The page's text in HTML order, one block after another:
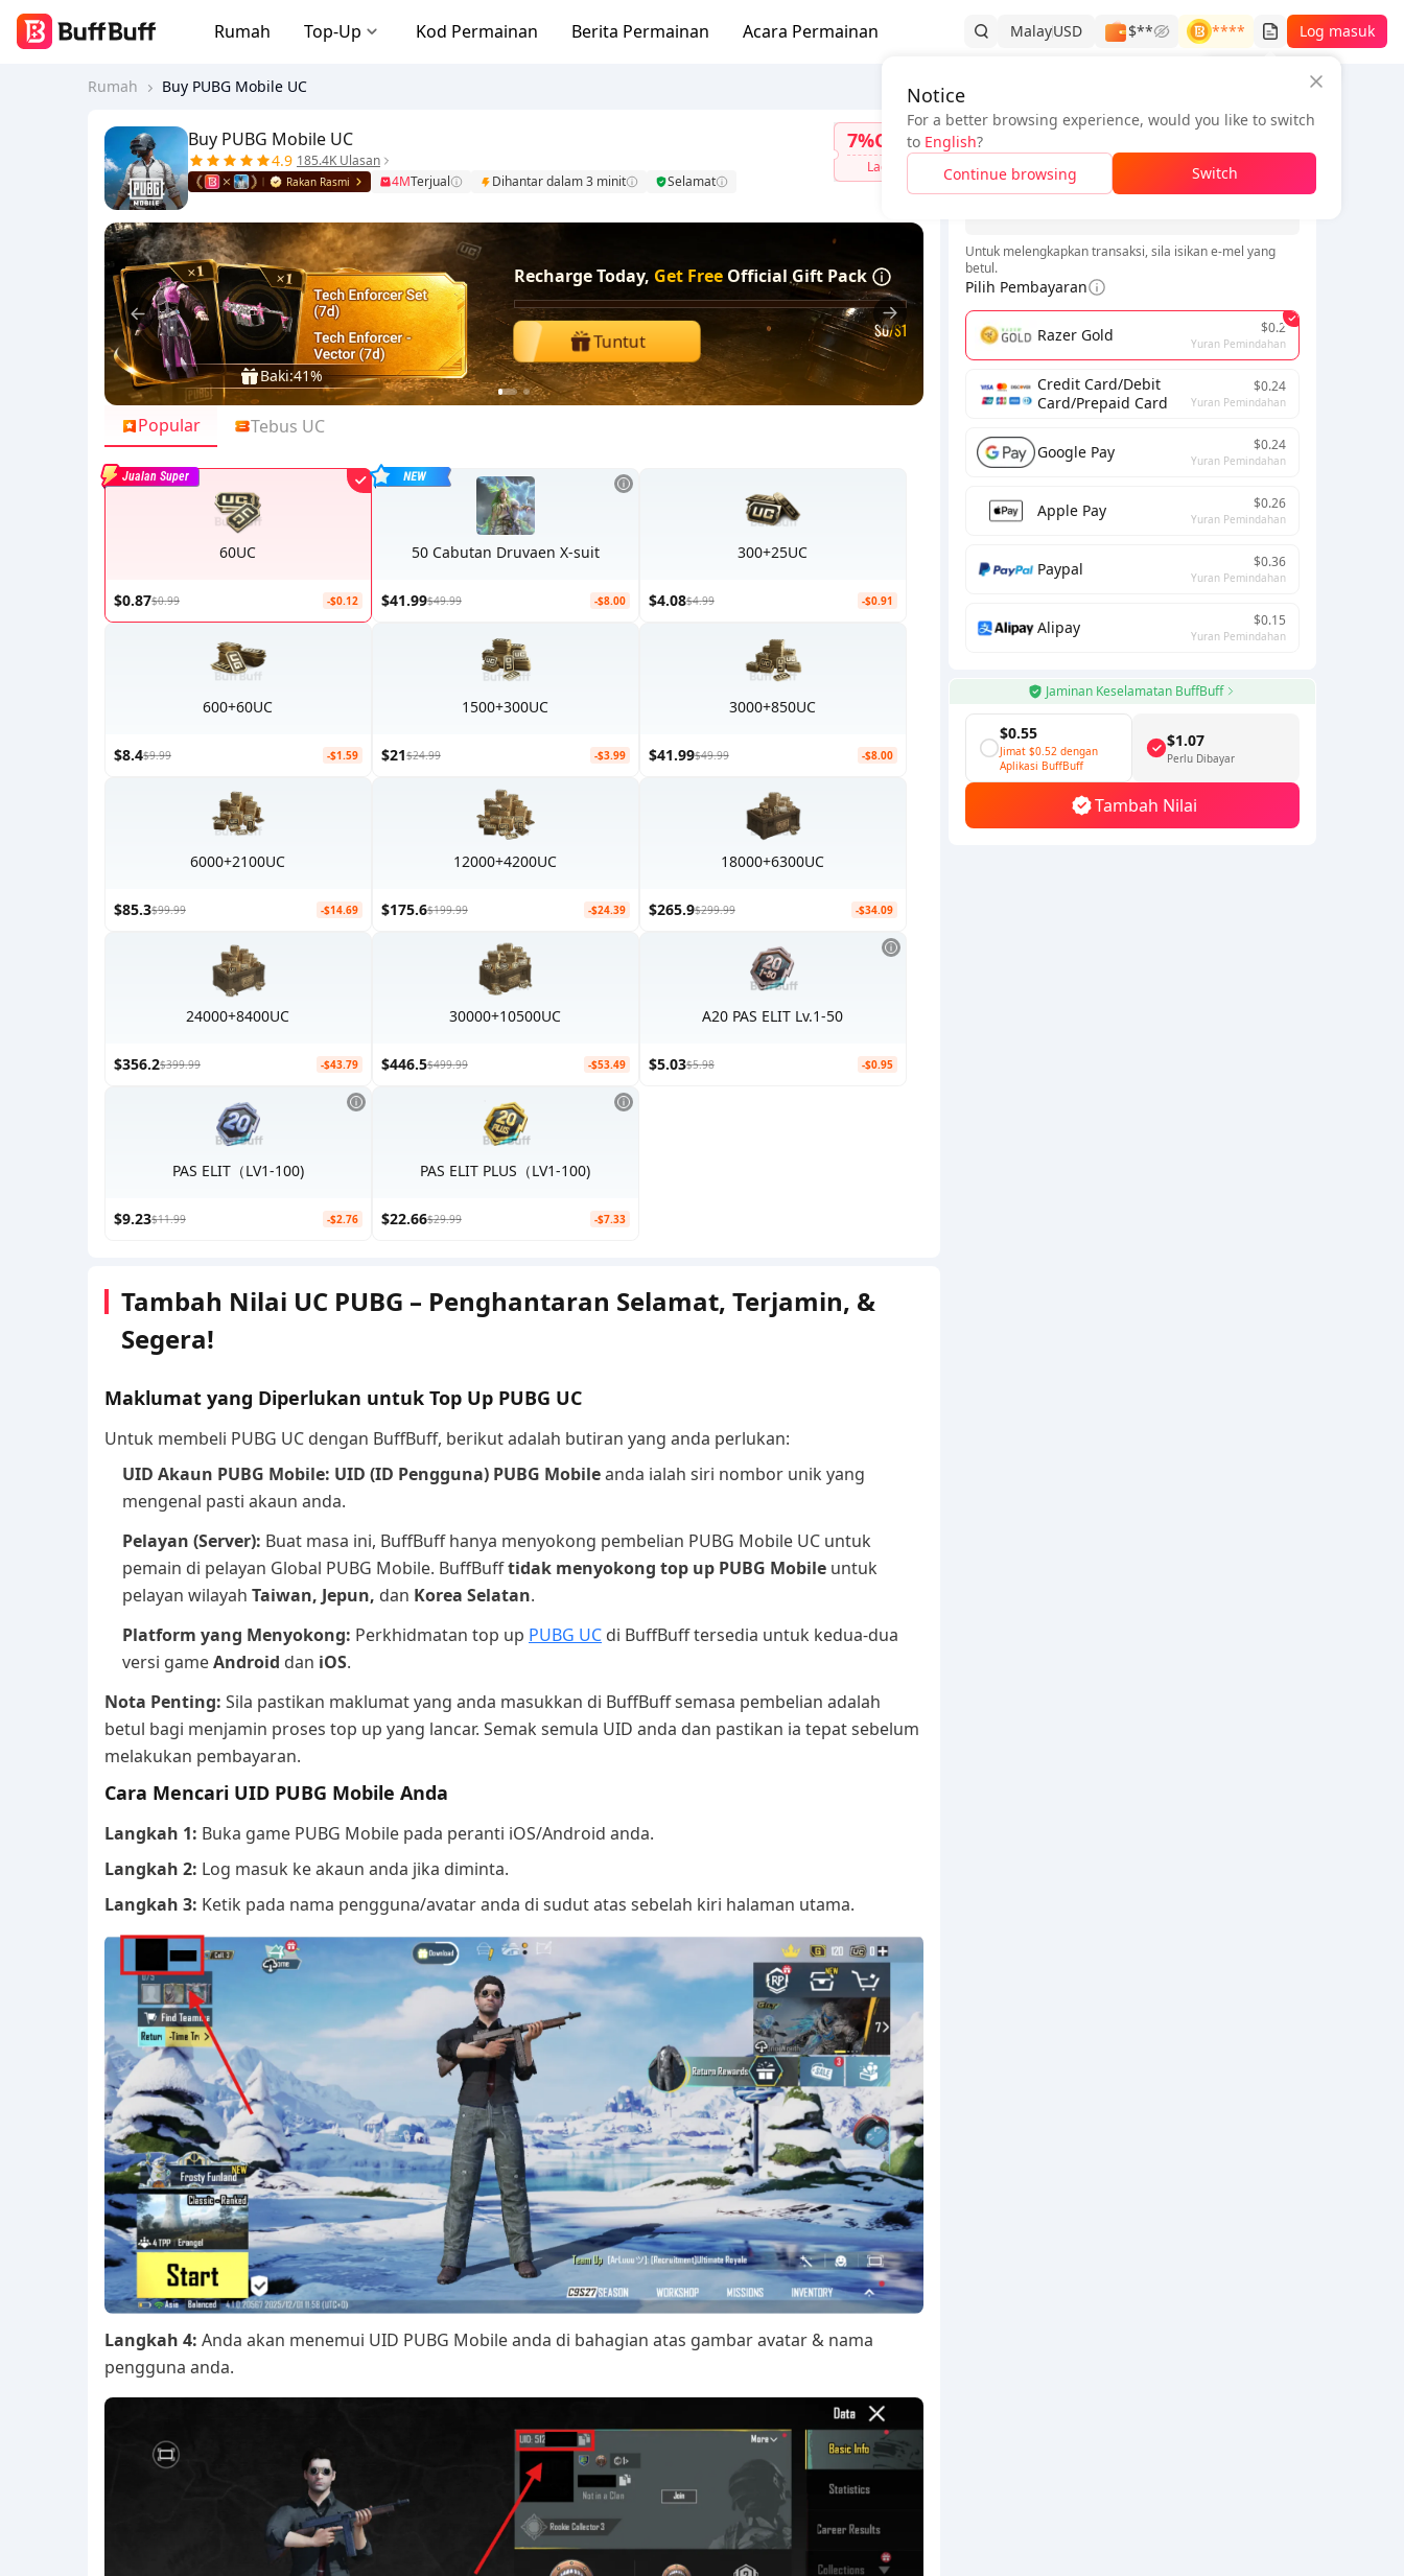
Rumah Top-Up Kod Permainan Berita Permainan Acara Permainan MalayUSD $**
****
Log masuk
Rumah Buy PUBG Mobile UC
Maklumat Pesanan
*
Untuk melengkapkan transaksi, sila isikan e-mel yang
betul.
Pilih Pembayaran
Razer Gold $0.2
Yuran Pemindahan
Credit Card/Debit
Card/Prepaid Card
$0.24
Yuran Pemindahan
Google Pay $0.24
Yuran Pemindahan
Apple Pay $0.26
Yuran Pemindahan
Paypal $0.36
Yuran Pemindahan
Alipay $0.15
Yuran Pemindahan
Jaminan Keselamatan BuffBuff
$0.55
Jimat $0.52 dengan
Aplikasi BuffBuff
$1.07
Perlu Dibayar
Tambah Nilai
Buy PUBG Mobile UC
4.9 185.4K Ulasan
Rakan Rasmi 4MTerjual Dihantar dalam 3 minit Selamat
7%OFF
Lagi
Baki:41%
Recharge Today, Get Free Official Gift Pack
Tuntut
$0/$1
1 2
Popular
Tebus UC
60UC
$0.87$0.99 -$0.12
Jualan Super
50 Cabutan Druvaen X-suit
$41.99$49.99 -$8.00
300+25UC
$4.08$4.99 -$0.91
600+60UC
$8.4$9.99 -$1.59
1500+300UC
$21$24.99 -$3.99
3000+850UC
$41.99$49.99 -$8.00
6000+2100UC
$85.3$99.99 -$14.69
12000+4200UC
$175.6$199.99 -$24.39
18000+6300UC
$265.9$299.99 -$34.09
24000+8400UC
$356.2$399.99 -$43.79
30000+10500UC
$446.5$499.99 -$53.49
A20 PAS ELIT Lv.1-50
$5.03$5.98 -$0.95
PAS ELIT（LV1-100)
$9.23$11.99 -$2.76
PAS ELIT PLUS（LV1-100)
$22.66$29.99 -$7.33
Tambah Nilai UC PUBG – Penghantaran Selamat, Terjamin, &
Segera!
Maklumat yang Diperlukan untuk Top Up PUBG UC
Untuk membeli PUBG UC dengan BuffBuff, berikut adalah butiran yang anda perlukan:
UID Akaun PUBG Mobile: UID (ID Pengguna) PUBG Mobileanda ialah siri nombor unik yang
mengenal pasti akaun anda.
Pelayan (Server): Buat masa ini, BuffBuff hanya menyokong pembelian PUBG Mobile UC untuk
pemain di pelayan Global PUBG Mobile. BuffBufftidak menyokong top up PUBG Mobile untuk
pelayan wilayah Taiwan, Jepun, dan Korea Selatan.
Platform yang Menyokong: Perkhidmatan top up PUBG UC di BuffBuff tersedia untuk kedua-dua
versi gameAndroid dan iOS.
Nota Penting: Sila pastikan maklumat yang anda masukkan di BuffBuff semasa pembelian adalah
betul bagi menjamin proses top up yang lancar. Semak semula UID anda dan pastikan ia tepat sebelum
melakukan pembayaran.
Cara Mencari UID PUBG Mobile Anda
Langkah 1: Buka game PUBG Mobile pada peranti iOS/Android anda.
Langkah 2: Log masuk ke akaun anda jika diminta.
Langkah 3: Ketik pada nama pengguna/avatar anda di sudut atas sebelah kiri halaman utama.
Langkah 4: Anda akan menemui UID PUBG Mobile anda di bahagian atas gambar avatar & nama
pengguna anda.
Notice
For a better browsing experience, would you like to switch
to English?
Continue browsing
Switch